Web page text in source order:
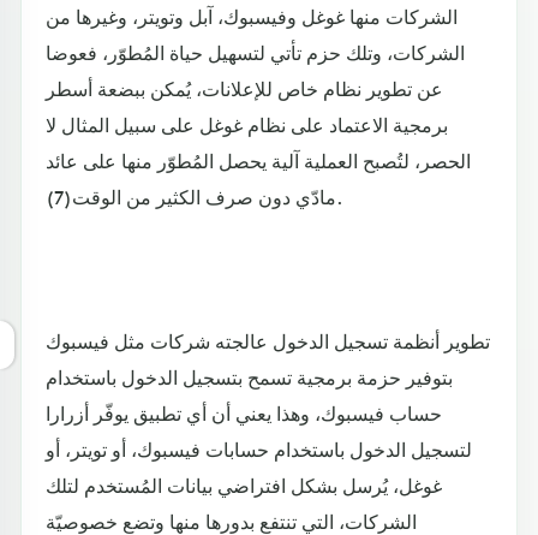
الشركات منها غوغل وفيسبوك، آبل وتويتر، وغيرها من
الشركات، وتلك حزم تأتي لتسهيل حياة المُطوّر، فعوضا
عن تطوير نظام خاص للإعلانات، يُمكن ببضعة أسطر
برمجية الاعتماد على نظام غوغل على سبيل المثال لا
الحصر، لتُصبح العملية آلية يحصل المُطوّر منها على عائد
مادّي دون صرف الكثير من الوقت(7).
تطوير أنظمة تسجيل الدخول عالجته شركات مثل فيسبوك
بتوفير حزمة برمجية تسمح بتسجيل الدخول باستخدام
حساب فيسبوك، وهذا يعني أن أي تطبيق يوفّر أزرارا
لتسجيل الدخول باستخدام حسابات فيسبوك، أو تويتر، أو
غوغل، يُرسل بشكل افتراضي بيانات المُستخدم لتلك
الشركات، التي تنتفع بدورها منها وتضع خصوصيّة